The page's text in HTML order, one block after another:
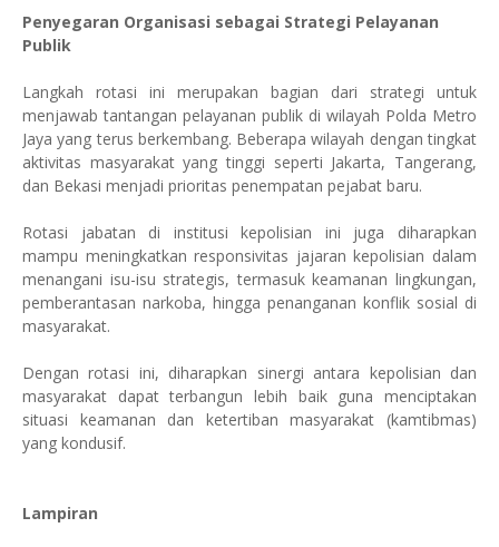
Penyegaran Organisasi sebagai Strategi Pelayanan
Publik
Langkah rotasi ini merupakan bagian dari strategi untuk
menjawab tantangan pelayanan publik di wilayah Polda Metro
Jaya yang terus berkembang. Beberapa wilayah dengan tingkat
aktivitas masyarakat yang tinggi seperti Jakarta, Tangerang,
dan Bekasi menjadi prioritas penempatan pejabat baru.
Rotasi jabatan di institusi kepolisian ini juga diharapkan
mampu meningkatkan responsivitas jajaran kepolisian dalam
menangani isu-isu strategis, termasuk keamanan lingkungan,
pemberantasan narkoba, hingga penanganan konflik sosial di
masyarakat.
Dengan rotasi ini, diharapkan sinergi antara kepolisian dan
masyarakat dapat terbangun lebih baik guna menciptakan
situasi keamanan dan ketertiban masyarakat (kamtibmas)
yang kondusif.
Lampiran